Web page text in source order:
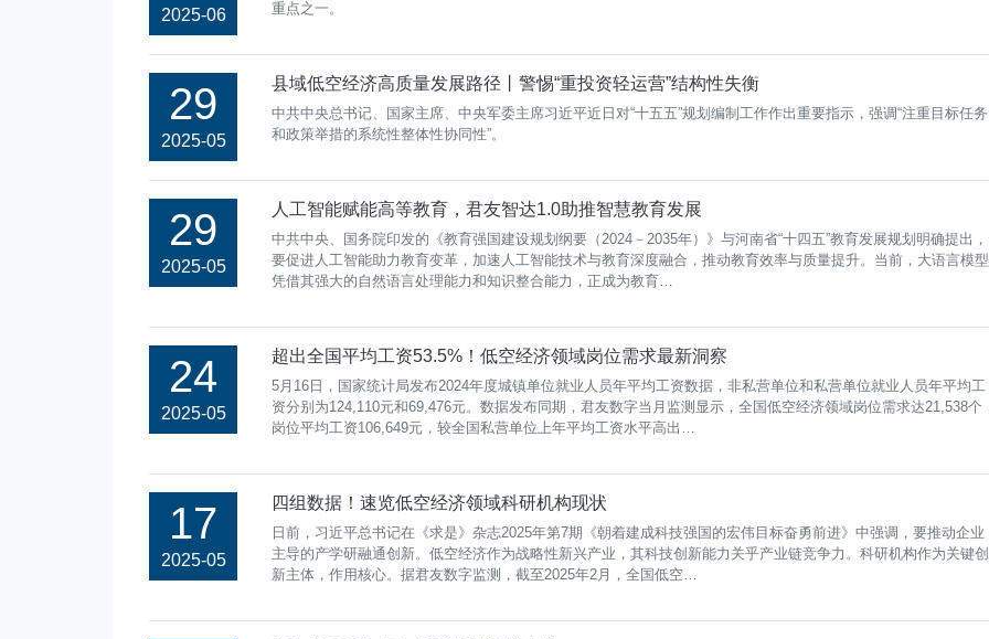
2025-06
重点之一。
29
2025-05
县域低空经济高质量发展路径丨警惕“重投资轻运营”结构性失衡
中共中央总书记、国家主席、中央军委主席习近平近日对“十五五”规划编制工作作出重要指示，强调“注重目标任务
和政策举措的系统性整体性协同性”。
29
2025-05
人工智能赋能高等教育，君友智达1.0助推智慧教育发展
中共中央、国务院印发的《教育强国建设规划纲要（2024－2035年）》与河南省“十四五”教育发展规划明确提出，
要促进人工智能助力教育变革，加速人工智能技术与教育深度融合，推动教育效率与质量提升。当前，大语言模型
凭借其强大的自然语言处理能力和知识整合能力，正成为教育…
24
2025-05
超出全国平均工资53.5%！低空经济领域岗位需求最新洞察
5月16日，国家统计局发布2024年度城镇单位就业人员年平均工资数据，非私营单位和私营单位就业人员年平均工
资分别为124,110元和69,476元。数据发布同期，君友数字当月监测显示，全国低空经济领域岗位需求达21,538个
岗位平均工资106,649元，较全国私营单位上年平均工资水平高出…
17
2025-05
四组数据！速览低空经济领域科研机构现状
日前，习近平总书记在《求是》杂志2025年第7期《朝着建成科技强国的宏伟目标奋勇前进》中强调，要推动企业
主导的产学研融通创新。低空经济作为战略性新兴产业，其科技创新能力关乎产业链竞争力。科研机构作为关键创
新主体，作用核心。据君友数字监测，截至2025年2月，全国低空…